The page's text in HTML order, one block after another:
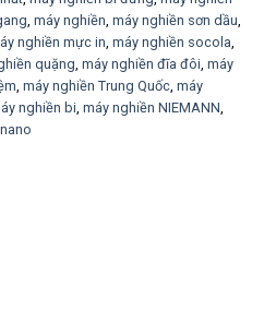
, máy nghiền, máy nghiền sơn dầu,
nghiền mực in, máy nghiền socola,
quặng, máy nghiền đĩa đôi, máy
, máy nghiền Trung Quốc, máy
nghiền bi, máy nghiền NIEMANN,